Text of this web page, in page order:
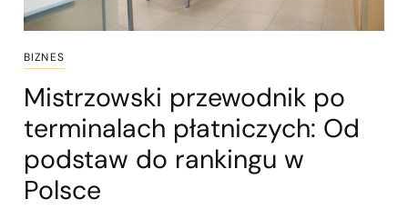
BIZNES
Mistrzowski przewodnik po
terminalach płatniczych: Od
podstaw do rankingu w
Polsce